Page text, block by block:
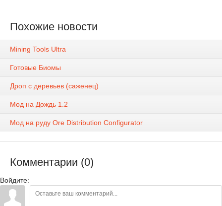
Похожие новости
Mining Tools Ultra
Готовые Биомы
Дроп с деревьев (саженец)
Мод на Дождь 1.2
Мод на руду Ore Distribution Configurator
Комментарии (0)
Войдите: